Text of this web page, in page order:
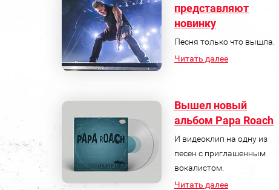
представляют
новинку
Песня только что вышла.
Читать далее
Вышел новый
альбом Papa Roach
И видеоклип на одну из
песен с приглашенным
вокалистом.
Читать далее